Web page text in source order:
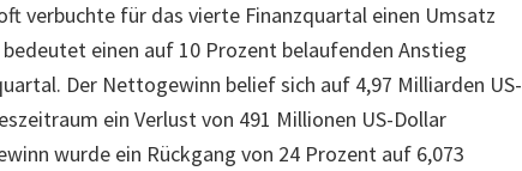
verbuchte für das vierte Finanzquartal einen Umsatz
einen auf 10 Prozent belaufenden Anstieg
Der Nettogewinn belief sich auf 4,97 Milliarden US-
ein Verlust von 491 Millionen US-Dollar
wurde ein Rückgang von 24 Prozent auf 6,073